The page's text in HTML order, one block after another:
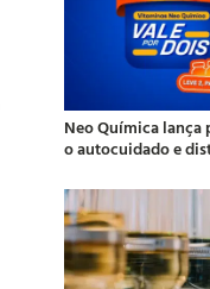
Neo Química
o autocuidado e